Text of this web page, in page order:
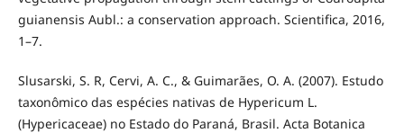
guianensis Aubl.: a conservation approach. Scientifica, 2016,
1–7.
Slusarski, S. R, Cervi, A. C., & Guimarães, O. A. (2007). Estudo
taxonômico das espécies nativas de Hypericum L.
(Hypericaceae) no Estado do Paraná, Brasil. Acta Botanica